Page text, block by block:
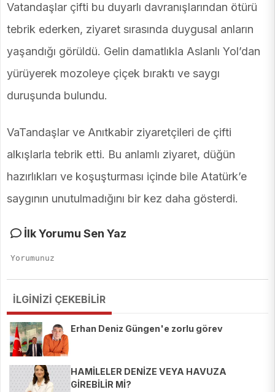
Vatandaşlar çifti bu duyarlı davranışlarından ötürü
tebrik ederken, ziyaret sırasında duygusal anların
yaşandığı görüldü. Gelin damatlıkla Aslanlı Yol’dan
yürüyerek mozoleye çiçek bıraktı ve saygı
duruşunda bulundu.
VaTandaşlar ve Anıtkabir ziyaretçileri de çifti
alkışlarla tebrik etti. Bu anlamlı ziyaret, düğün
hazırlıkları ve koşuşturması içinde bile Atatürk’e
saygının unutulmadığını bir kez daha gösterdi.
İlk Yorumu Sen Yaz
İLGİNİZİ ÇEKEBİLİR
Erhan Deniz Güngen'e zorlu görev
HAMİLELER DENİZE VEYA HAVUZA
GİREBİLİR Mİ?